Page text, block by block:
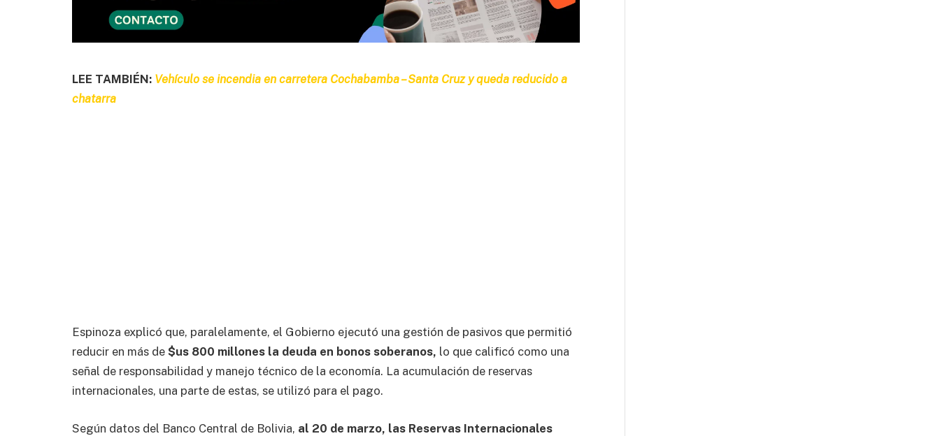
LEE TAMBIÉN: Vehículo se incendia en carretera Cochabamba – Santa Cruz y queda reducido a
chatarra
Espinoza explicó que, paralelamente, el Gobierno ejecutó una gestión de pasivos que permitió
reducir en más de $us 800 millones la deuda en bonos soberanos, lo que calificó como una
señal de responsabilidad y manejo técnico de la economía. La acumulación de reservas
internacionales, una parte de estas, se utilizó para el pago.
Según datos del Banco Central de Bolivia, al 20 de marzo, las Reservas Internacionales